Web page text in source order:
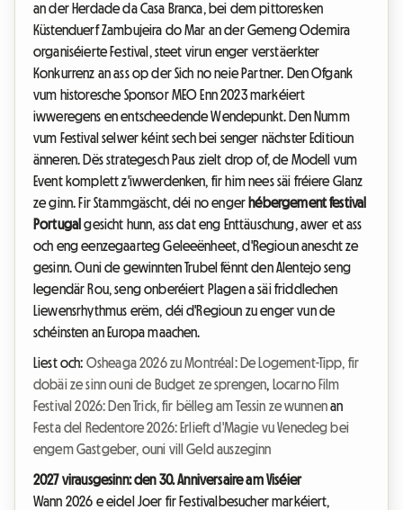
an der Herdade da Casa Branca, bei dem pittoresken
Küstenduerf Zambujeira do Mar an der Gemeng Odemira
organiséierte Festival, steet virun enger verstäerkter
Konkurrenz an ass op der Sich no neie Partner. Den Ofgank
vum historesche Sponsor MEO Enn 2023 markéiert
iwweregens en entscheedende Wendepunkt. Den Numm
vum Festival selwer kéint sech bei senger nächster Editioun
änneren. Dës strategesch Paus zielt drop of, de Modell vum
Event komplett z'iwwerdenken, fir him nees säi fréiere Glanz
ze ginn. Fir Stammgäscht, déi no enger hébergement festival
Portugal gesicht hunn, ass dat eng Enttäuschung, awer et ass
och eng eenzegaarteg Geleeënheet, d'Regioun anescht ze
gesinn. Ouni de gewinnten Trubel fënnt den Alentejo seng
legendär Rou, seng onberéiert Plagen a säi friddlechen
Liewensrhythmus erëm, déi d'Regioun zu enger vun de
schéinsten an Europa maachen.
Liest och: Osheaga 2026 zu Montréal: De Logement-Tipp, fir
dobäi ze sinn ouni de Budget ze sprengen, Locarno Film
Festival 2026: Den Trick, fir bëlleg am Tessin ze wunnenan
Festa del Redentore 2026: Erlieft d'Magie vu Venedeg bei
engem Gastgeber, ouni vill Geld auszeginn
2027 virausgesinn: den 30. Anniversaire am Viséier
Wann 2026 e eidel Joer fir Festivalbesucher markéiert,